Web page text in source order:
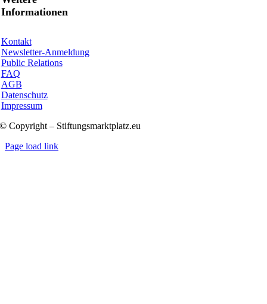
Informationen
Kontakt
Newsletter-Anmeldung
Public Relations
FAQ
AGB
Datenschutz
Impressum
© Copyright – Stiftungsmarktplatz.eu
Page load link